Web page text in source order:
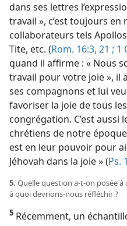
dans ses lettres
travail », c’est toujours
collaborateurs tels
Tite, etc. (Rom. 16:3, 21 ; 1
quand il affirme : « Nous
travail pour votre joie », il
ses compagnons et lui
favoriser la joie de tous
congrégation. C’est aussi
chrétiens de notre
est en leur pouvoir pour
Jéhovah dans la joie » (Ps.
5. Quelle question a-t-on posée
à quoi devrions-nous réfléchir ?
5 Récemment, un